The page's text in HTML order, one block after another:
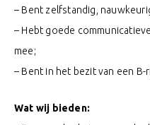
– Bent zelfstandig,
– Hebt goede
mee;
– Bent in het bezit van een B-
Wat wij bieden: